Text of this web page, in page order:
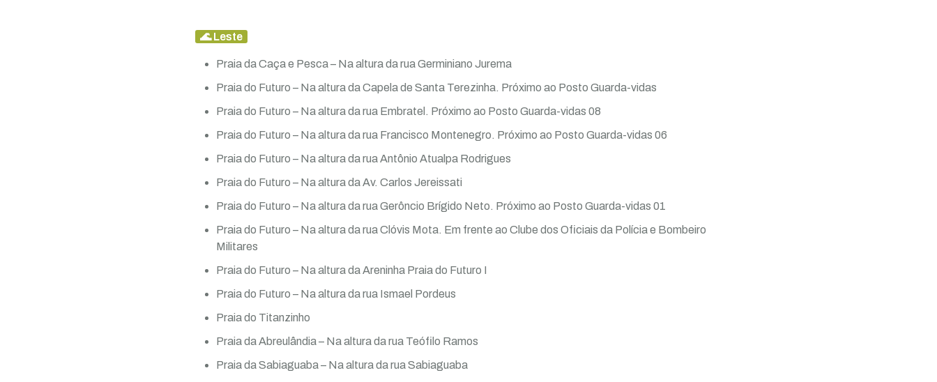
🌊 Leste
Praia da Caça e Pesca – Na altura da rua Germiniano Jurema
Praia do Futuro – Na altura da Capela de Santa Terezinha. Próximo ao Posto Guarda-vidas
Praia do Futuro – Na altura da rua Embratel. Próximo ao Posto Guarda-vidas 08
Praia do Futuro – Na altura da rua Francisco Montenegro. Próximo ao Posto Guarda-vidas 06
Praia do Futuro – Na altura da rua Antônio Atualpa Rodrigues
Praia do Futuro – Na altura da Av. Carlos Jereissati
Praia do Futuro – Na altura da rua Gerôncio Brígido Neto. Próximo ao Posto Guarda-vidas 01
Praia do Futuro – Na altura da rua Clóvis Mota. Em frente ao Clube dos Oficiais da Polícia e Bombeiro
Militares
Praia do Futuro – Na altura da Areninha Praia do Futuro I
Praia do Futuro – Na altura da rua Ismael Pordeus
Praia do Titanzinho
Praia da Abreulândia – Na altura da rua Teófilo Ramos
Praia da Sabiaguaba – Na altura da rua Sabiaguaba